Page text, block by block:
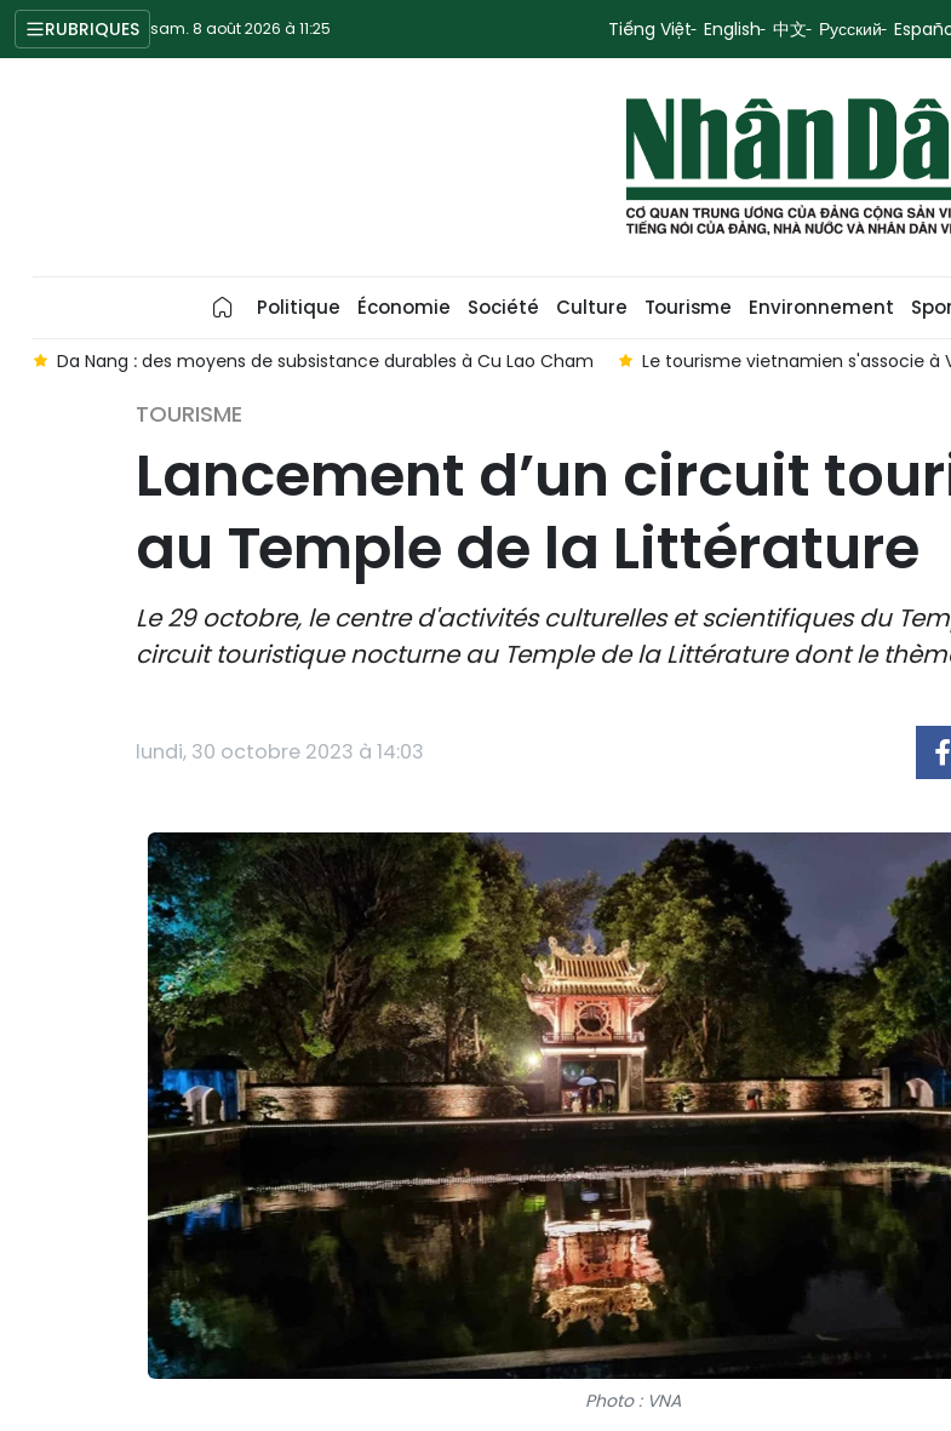
RUBRIQUES sam. 8 août 2026 à 11:25 Tiếng Việt English 中文 Русский
Politique Économie Société Culture Tourisme Environnement
Da Nang : des moyens de subsistance durables à Cu Lao Cham Le tourisme vietnamien s'associe à
TOURISME
Lancement d’un circuit
au Temple de la Littérature
Le 29 octobre, le centre d'activités culturelles et scientifiques du
circuit touristique nocturne au Temple de la Littérature dont le
lundi, 30 octobre 2023 à 14:03
Photo : VNA